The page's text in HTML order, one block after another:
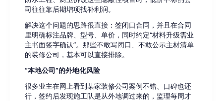
司往往靠后期增项找补利润。
解决这个问题的思路很直接：签闭口合同，并且在合同
里明确标注品牌、型号、单价，同时约定“材料升级需业
主书面签字确认”。那些不敢写闭口、不敢公示主材清单
的装修公司，基本可以直接排除。
“本地公司”的外地化风险
很多业主在网上看到某家装修公司案例不错、口碑也还
行，签约后发现施工队是从外地调过来的，监理每周才